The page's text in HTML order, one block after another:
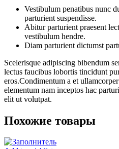
Vestibulum penatibus nunc
parturient suspendisse.
Abitur parturient praesent
vestibulum hendre.
Diam parturient dictumst
Scelerisque adipiscing bibendum
lectus faucibus lobortis tincidunt
eros.Condimentum a et
elementum nam inceptos hac
elit ut volutpat.
Похожие товары